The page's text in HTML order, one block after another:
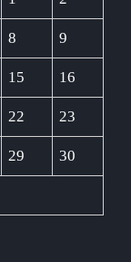
8 9
15 16
22 23
29 30